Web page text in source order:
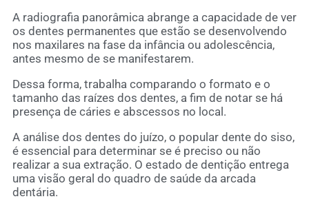
A radiografia panorâmica abrange a capacidade de ver
os dentes permanentes que estão se desenvolvendo
nos maxilares na fase da infância ou adolescência,
antes mesmo de se manifestarem.
Dessa forma, trabalha comparando o formato e o
tamanho das raízes dos dentes, a fim de notar se há
presença de cáries e abscessos no local.
A análise dos dentes do juízo, o popular dente do siso,
é essencial para determinar se é preciso ou não
realizar a sua extração. O estado de dentição entrega
uma visão geral do quadro de saúde da arcada
dentária.